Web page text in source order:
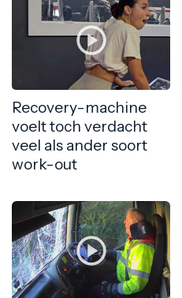
Recovery-machine
voelt toch verdacht
veel als ander soort
work-out